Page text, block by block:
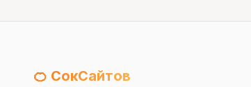
🍊 СокСайтов